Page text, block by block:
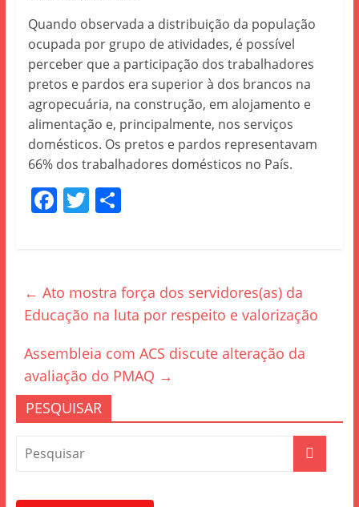
Quando observada a distribuição da população
ocupada por grupo de atividades, é possível
perceber que a participação dos trabalhadores
pretos e pardos era superior à dos brancos na
agropecuária, na construção, em alojamento e
alimentação e, principalmente, nos serviços
domésticos. Os pretos e pardos representavam
66% dos trabalhadores domésticos no País.
F
b
o
o
k
T S
← Ato mostra força dos servidores(as) da
Educação na luta por respeito e valorização
Assembleia com ACS discute alteração da
avaliação do PMAQ →
PESQUISAR